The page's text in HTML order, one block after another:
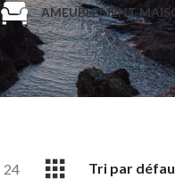
AMEUBLEMENT
24